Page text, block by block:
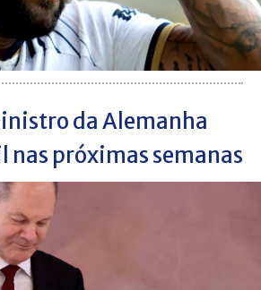
da Alemanha
nas próximas semanas